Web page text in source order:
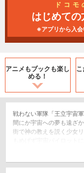
ドコ
はじめて
※アプリから入
アニメもブックも楽し
める！
戦わない軍隊「王立宇宙
間にか宇宙への夢も遠ざ
街で神の教えを説く少女
もめげず宇宙パイロット
威信と名誉挽回の宇宙飛
SF/ファンタジー